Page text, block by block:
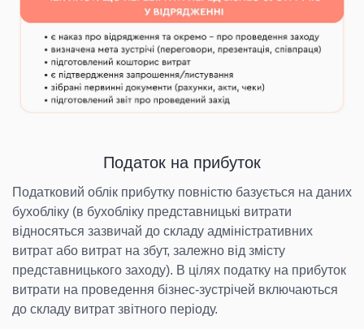
Податок на прибуток
Податковий облік прибутку повністю базується на даних
бухобліку (в бухобліку представницькі витрати
відносяться зазвичай до складу адміністративних
витрат або витрат на збут, залежно від змісту
представницького заходу). В цілях податку на прибуток
витрати на проведення бізнес-зустрічей включаються
до складу витрат звітного періоду.